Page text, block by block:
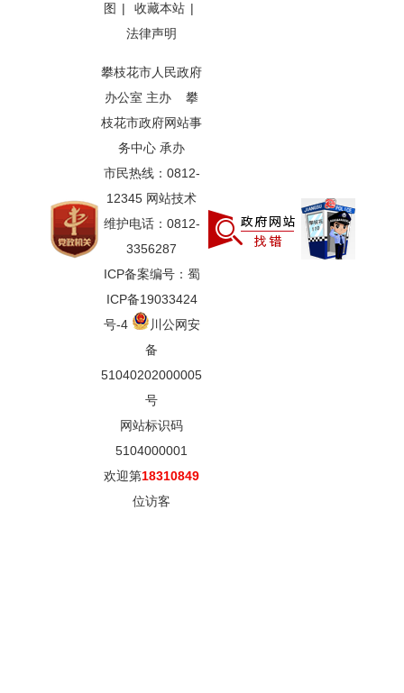
图 | 收藏本站 |
法律声明
攀枝花市人民政府
办公室 主办 攀
枝花市政府网站事
务中心 承办
市民热线：0812-
12345 网站技术
维护电话：0812-
3356287
ICP备案编号：蜀
ICP备19033424
号-4
川公网安
备
51040202000005
号
网站标识码
5104000001
欢迎第18310849
位访客